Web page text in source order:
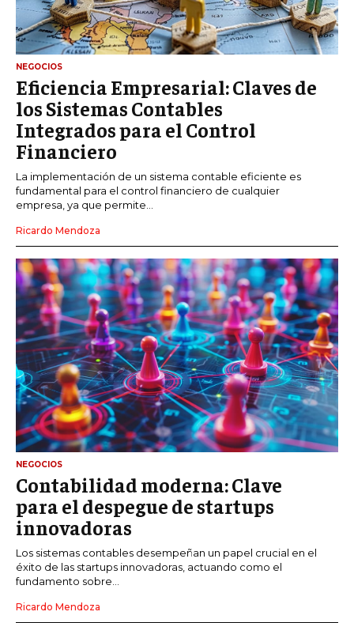
NEGOCIOS
Eficiencia Empresarial: Claves de
los Sistemas Contables
Integrados para el Control
Financiero
La implementación de un sistema contable eficiente es
fundamental para el control financiero de cualquier
empresa, ya que permite...
Ricardo Mendoza
NEGOCIOS
Contabilidad moderna: Clave
para el despegue de startups
innovadoras
Los sistemas contables desempeñan un papel crucial en el
éxito de las startups innovadoras, actuando como el
fundamento sobre...
Ricardo Mendoza